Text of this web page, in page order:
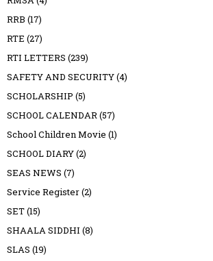
RRB (17)
RTE (27)
RTI LETTERS (239)
SAFETY AND SECURITY(4)
SCHOLARSHIP (5)
SCHOOL CALENDAR(57)
School Children Movie (1)
SCHOOL DIARY(2)
SEAS NEWS (7)
Service Register(2)
SET(15)
SHAALA SIDDHI (8)
SLAS (19)